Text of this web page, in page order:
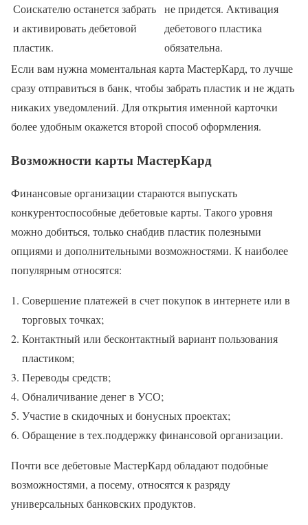
Соискателю останется забрать
и активировать дебетовой
пластик.
не придется. Активация
дебетового пластика
обязательна.
Если вам нужна моментальная карта МастерКард, то лучше
сразу отправиться в банк, чтобы забрать пластик и не ждать
никаких уведомлений. Для открытия именной карточки
более удобным окажется второй способ оформления.
Возможности карты МастерКард
Финансовые организации стараются выпускать
конкурентоспособные дебетовые карты. Такого уровня
можно добиться, только снабдив пластик полезными
опциями и дополнительными возможностями. К наиболее
популярным относятся:
Совершение платежей в счет покупок в интернете или в
торговых точках;
Контактный или бесконтактный вариант пользования
пластиком;
Переводы средств;
Обналичивание денег в УСО;
Участие в скидочных и бонусных проектах;
Обращение в тех.поддержку финансовой организации.
Почти все дебетовые МастерКард обладают подобные
возможностями, а посему, относятся к разряду
универсальных банковских продуктов.